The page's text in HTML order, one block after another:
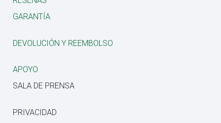
GARANTÍA
DEVOLUCIÓN Y REEMBOLSO
APOYO
SALA DE PRENSA
PRIVACIDAD